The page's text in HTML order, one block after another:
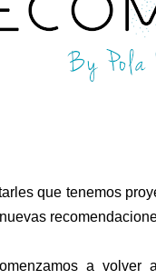
que tenemos
a